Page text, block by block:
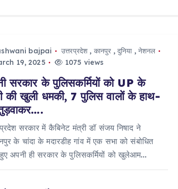
bajpai उत्तरप्रदेश , कानपुर , दुनिया, नेशनल
19, 2025
1075 views
सरकार के पुलिसकर्मियों को UP के
की खुली धमकी, 7 पुलिस वालों के हाथ-
सरकार में कैबिनेट मंत्री डॉ संजय निषाद ने
के चांदा के मदारडीह गांव में एक सभा को संबोधित
अपनी ही सरकार के पुलिसकर्मियों को खुलेआम…